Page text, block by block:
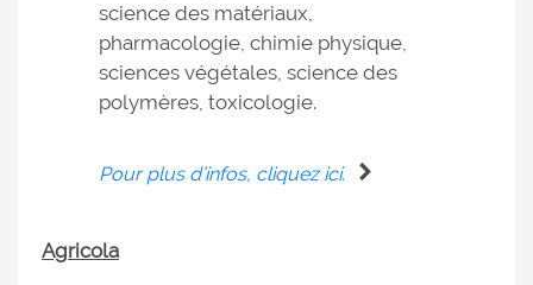
science des matériaux,
pharmacologie, chimie physique,
sciences végétales, science des
polymères, toxicologie.
Pour plus d’infos, cliquez ici.
Agricola